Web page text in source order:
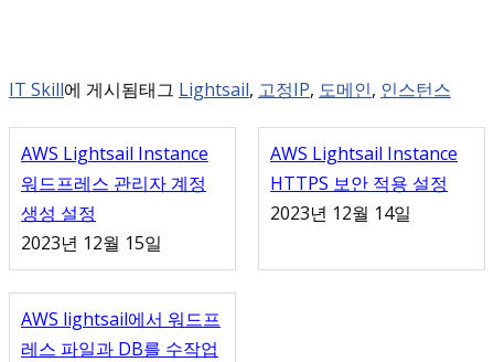
IT Skill에 게시됨태그 Lightsail, 고정IP, 도메인, 인스턴스
AWS Lightsail Instance
워드프레스 관리자 계정
생성 설정
2023년 12월 15일
AWS Lightsail Instance
HTTPS 보안 적용 설정
2023년 12월 14일
AWS lightsail에서 워드프
레스 파일과 DB를 수작업